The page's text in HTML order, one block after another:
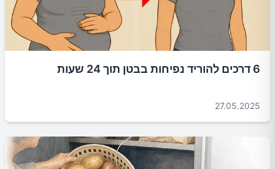
6 דרכים להוריד נפיחות בבטן תוך 24 שעות
27.05.2025